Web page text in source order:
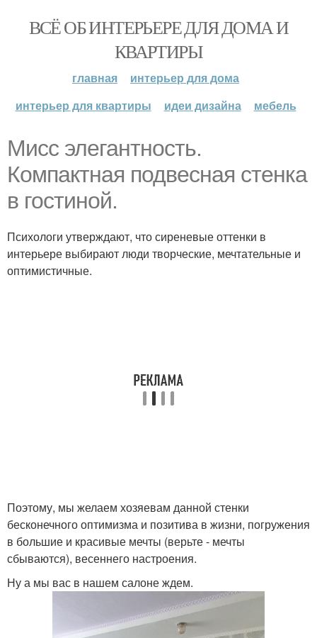
ВСЁ ОБ ИНТЕРЬЕРЕ ДЛЯ ДОМА И
КВАРТИРЫ
главная
интерьер для дома
интерьер для квартиры
идеи дизайна мебель
Мисс элегантность.
Компактная подвесная стенка
в гостиной.
Психологи утверждают, что сиреневые оттенки в
интерьере выбирают люди творческие, мечтательные и
оптимистичные.
Поэтому, мы желаем хозяевам данной стенки
бесконечного оптимизма и позитива в жизни, погружения
в большие и красивые мечты (верьте - мечты
сбываются), весеннего настроения.
Ну а мы вас в нашем салоне ждем.